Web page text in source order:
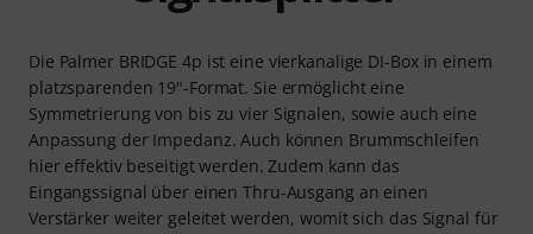
Die Palmer BRIDGE 4p ist eine vierkanalige DI-Box in einem
platzsparenden 19"-Format. Sie ermöglicht eine
Symmetrierung von bis zu vier Signalen, sowie auch eine
Anpassung der Impedanz. Auch können Brummschleifen
hier effektiv beseitigt werden. Zudem kann das
Eingangssignal über einen Thru-Ausgang an einen
Verstärker weiter geleitet werden, womit sich das Signal für